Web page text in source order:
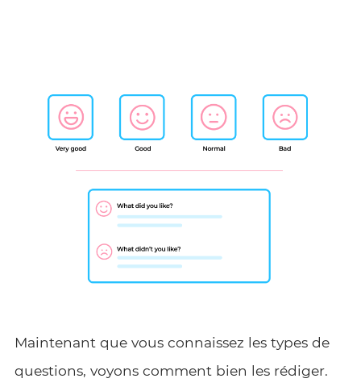
Maintenant que vous connaissez les types de
questions, voyons comment bien les rédiger.